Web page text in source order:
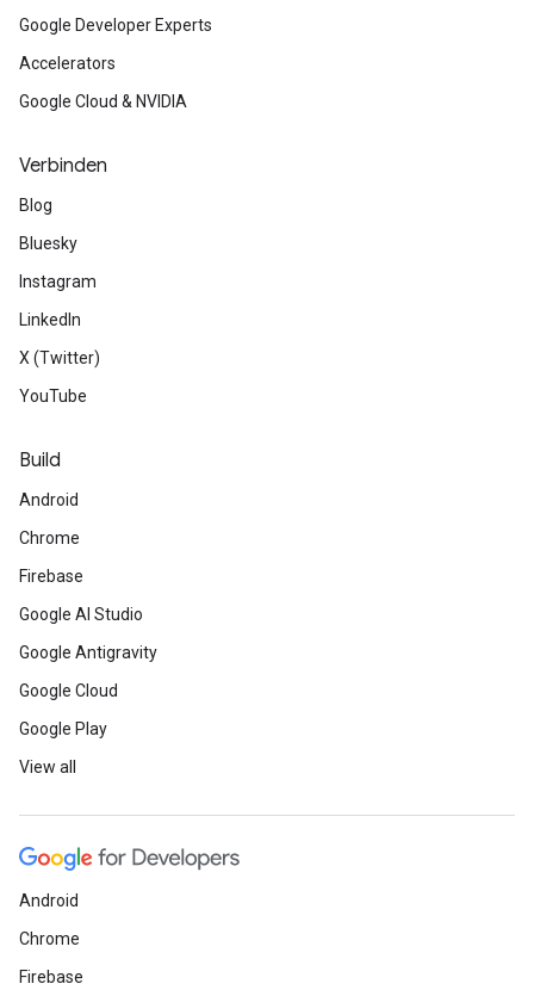
Google Developer Experts
Accelerators
Google Cloud & NVIDIA
Verbinden
Blog
Bluesky
Instagram
LinkedIn
X (Twitter)
YouTube
Build
Android
Chrome
Firebase
Google AI Studio
Google Antigravity
Google Cloud
Google Play
View all
Android
Chrome
Firebase